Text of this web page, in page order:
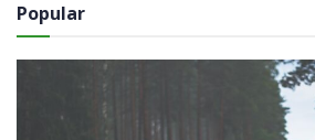
Popular